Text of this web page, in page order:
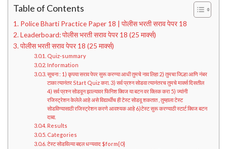
Table of Contents
Police Bharti Practice Paper 18 | पोलीस भरती सराव पेपर 18
Leaderboard: पोलीस भरती सराव पेपर 18 (25 मार्क्स)
पोलीस भरती सराव पेपर 18 (25 मार्क्स)
Quiz-summary
Information
सूचना : 1) कृपया सराव पेपर सुरू करण्या आधी तुमचे नाव लिहा 2) तुमचा जिल्हा आणि नंबर
टाका त्यानंतर Start Quiz करा. 3) सर्व प्रश्न सोडवा त्यानंतरच तुमचे मार्क्स दिसतील
4) सर्व प्रश्न सोडवून झाल्यावर फिनिश क्विज या बटन वर क्लिक करा 5) ज्यांनी
रजिस्ट्रेशन केलेले आहे असे विद्यार्थीच ही टेस्ट सोडवू शकतात , तुम्हाला टेस्ट
सोडविण्यासाठी रजिस्ट्रेशन करणे आवश्यक आहे 6)टेस्ट सुरू करण्याठी स्टार्ट क्विज बटन
दाबा.
Results
Categories
टेस्ट सोडविल्या बद्दल धन्यवाद $form{0}